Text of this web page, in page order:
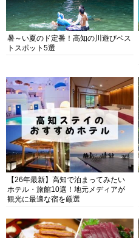
暑～い夏のド定番！高知の川遊びベス
トスポット5選
【26年最新】高知で泊まってみたい
ホテル・旅館10選！地元メディアが
観光に最適な宿を厳選